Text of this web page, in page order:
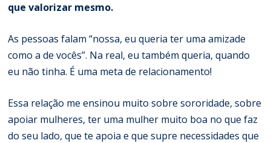
que valorizar mesmo.
As pessoas falam “nossa, eu queria ter uma amizade
como a de vocês”. Na real, eu também queria, quando
eu não tinha. É uma meta de relacionamento!
Essa relação me ensinou muito sobre sororidade, sobre
apoiar mulheres, ter uma mulher muito boa no que faz
do seu lado, que te apoia e que supre necessidades que